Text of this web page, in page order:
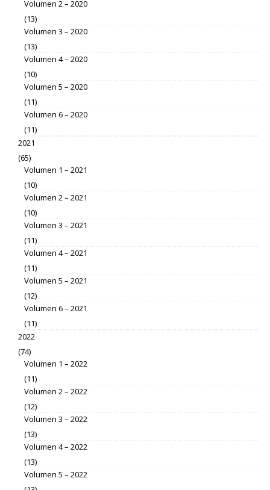
Volumen 2 – 2020
(13)
Volumen 3 – 2020
(13)
Volumen 4 – 2020
(10)
Volumen 5 – 2020
(11)
Volumen 6 – 2020
(11)
2021
(65)
Volumen 1 – 2021
(10)
Volumen 2 – 2021
(10)
Volumen 3 – 2021
(11)
Volumen 4 – 2021
(11)
Volumen 5 – 2021
(12)
Volumen 6 – 2021
(11)
2022
(74)
Volumen 1 – 2022
(11)
Volumen 2 – 2022
(12)
Volumen 3 – 2022
(13)
Volumen 4 – 2022
(13)
Volumen 5 – 2022